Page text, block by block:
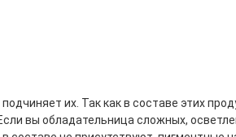
их. Так как в составе этих
вы обладательница сложных,